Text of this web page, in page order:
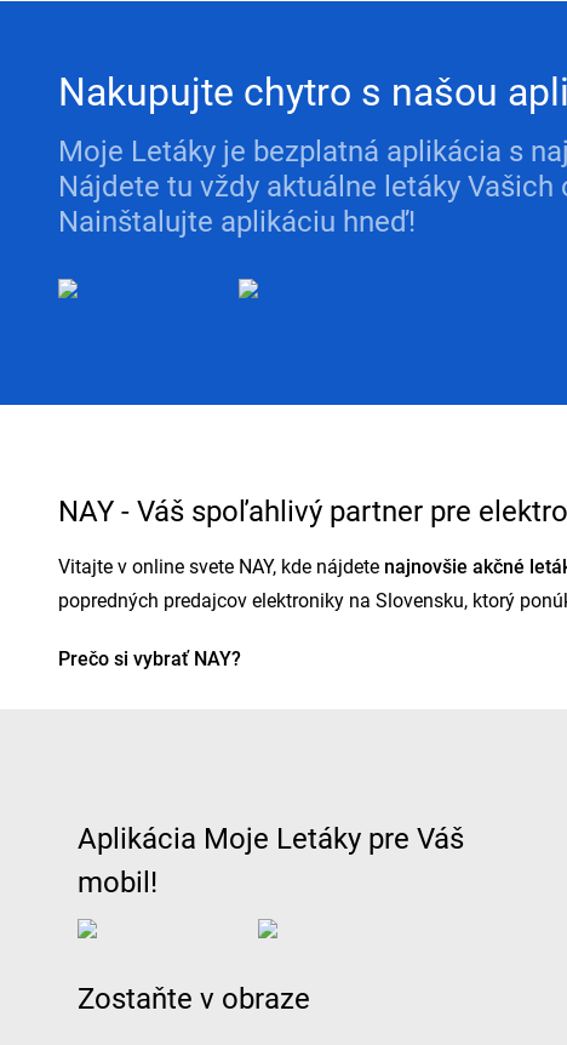
Nakupujte chytro s našou
Moje Letáky je bezplatná aplikácia s
Nájdete tu vždy aktuálne letáky
Nainštalujte aplikáciu hneď!
NAY - Váš spoľahlivý partner pre
Vitajte v online svete NAY, kde nájdete najnovšie akčné
popredných predajcov elektroniky na Slovensku, ktorý
Prečo si vybrať NAY?
Odborné poradenstvo a profesionálny zákaznícky servis
Rýchle dodanie a možnosť osobného odberu
spotrebičov a ďalších produktov.
Aplikácia Moje Letáky pre Váš
mobil!
Zostaňte v obraze